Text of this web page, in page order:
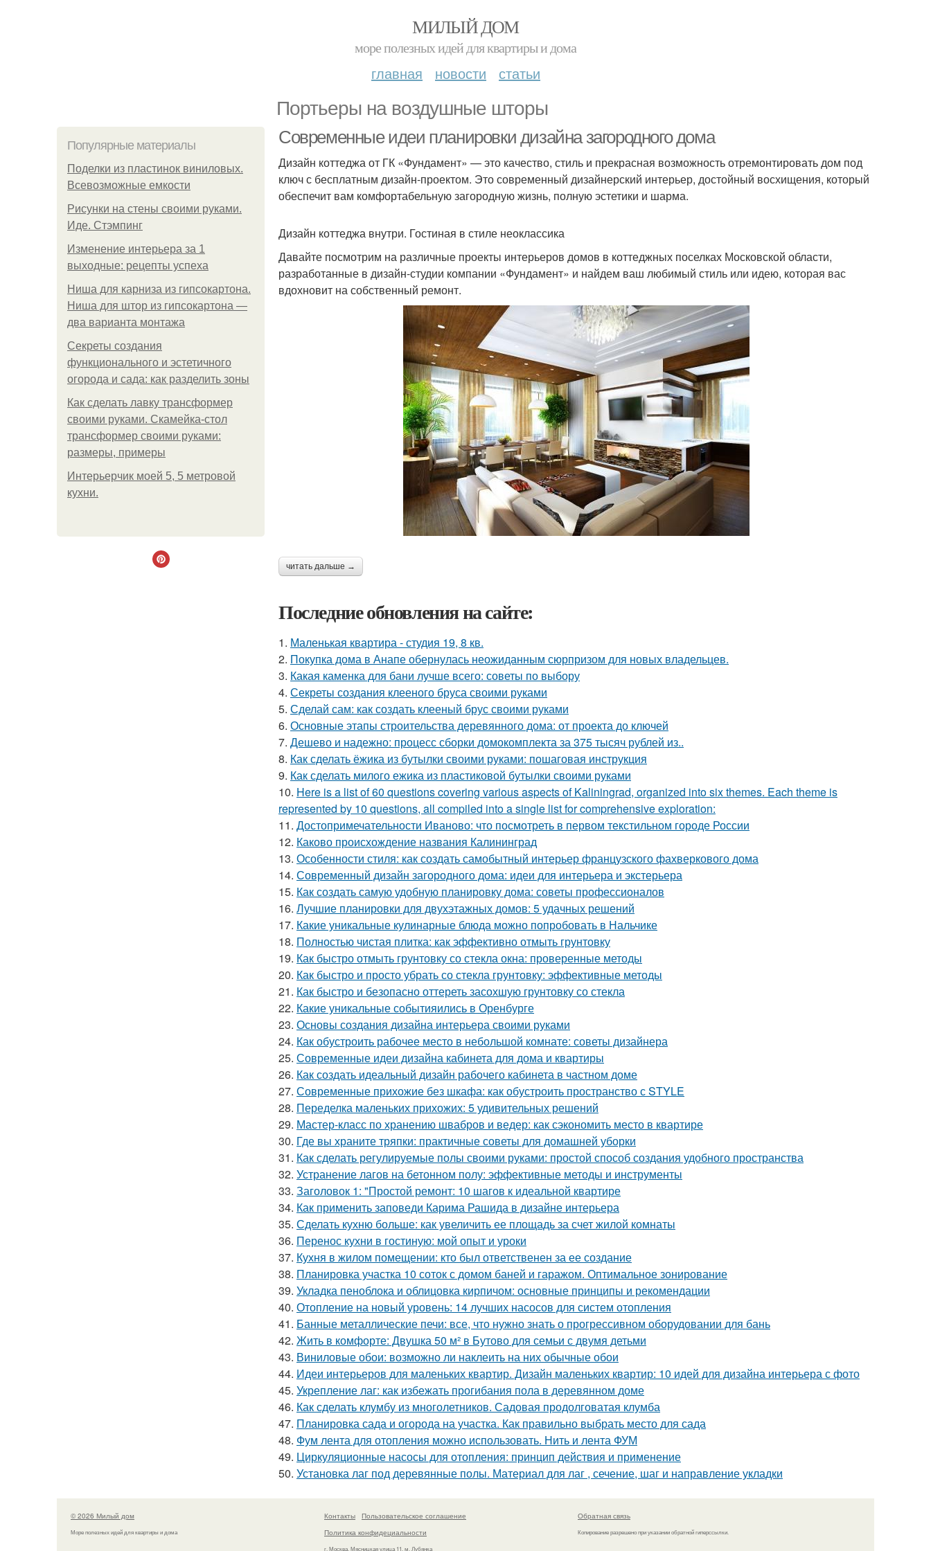
МИЛЫЙ ДОМ
море полезных идей для квартиры и дома
главная новости статьи
Портьеры на воздушные шторы
Популярные материалы
Поделки из пластинок виниловых.
Всевозможные емкости
Рисунки на стены своими руками.
Иде. Стэмпинг
Изменение интерьера за 1
выходные: рецепты успеха
Ниша для карниза из гипсокартона.
Ниша для штор из гипсокартона —
два варианта монтажа
Секреты создания
функционального и эстетичного
огорода и сада: как разделить зоны
Как сделать лавку трансформер
своими руками. Скамейка-стол
трансформер своими руками:
размеры, примеры
Интерьерчик моей 5, 5 метровой
кухни.
Современные идеи планировки дизайна загородного дома
Дизайн коттеджа от ГК «Фундамент» — это качество, стиль и прекрасная возможность отремонтировать дом под
ключ с бесплатным дизайн-проектом. Это современный дизайнерский интерьер, достойный восхищения, который
обеспечит вам комфортабельную загородную жизнь, полную эстетики и шарма.
Дизайн коттеджа внутри. Гостиная в стиле неоклассика
Давайте посмотрим на различные проекты интерьеров домов в коттеджных поселках Московской области,
разработанные в дизайн-студии компании «Фундамент» и найдем ваш любимый стиль или идею, которая вас
вдохновит на собственный ремонт.
читать дальше →
Последние обновления на сайте:
1. Маленькая квартира - студия 19, 8 кв.
2. Покупка дома в Анапе обернулась неожиданным сюрпризом для новых владельцев.
3. Какая каменка для бани лучше всего: советы по выбору
4. Секреты создания клееного бруса своими руками
5. Сделай сам: как создать клееный брус своими руками
6. Основные этапы строительства деревянного дома: от проекта до ключей
7. Дешево и надежно: процесс сборки домокомплекта за 375 тысяч рублей из..
8. Как сделать ёжика из бутылки своими руками: пошаговая инструкция
9. Как сделать милого ежика из пластиковой бутылки своими руками
10. Here is a list of 60 questions covering various aspects of Kaliningrad, organized into six themes. Each theme is
represented by 10 questions, all compiled into a single list for comprehensive exploration:
11. Достопримечательности Иваново: что посмотреть в первом текстильном городе России
12. Каково происхождение названия Калининград
13. Особенности стиля: как создать самобытный интерьер французского фахверкового дома
14. Современный дизайн загородного дома: идеи для интерьера и экстерьера
15. Как создать самую удобную планировку дома: советы профессионалов
16. Лучшие планировки для двухэтажных домов: 5 удачных решений
17. Какие уникальные кулинарные блюда можно попробовать в Нальчике
18. Полностью чистая плитка: как эффективно отмыть грунтовку
19. Как быстро отмыть грунтовку со стекла окна: проверенные методы
20. Как быстро и просто убрать со стекла грунтовку: эффективные методы
21. Как быстро и безопасно оттереть засохшую грунтовку со стекла
22. Какие уникальные событияились в Оренбурге
23. Основы создания дизайна интерьера своими руками
24. Как обустроить рабочее место в небольшой комнате: советы дизайнера
25. Современные идеи дизайна кабинета для дома и квартиры
26. Как создать идеальный дизайн рабочего кабинета в частном доме
27. Современные прихожие без шкафа: как обустроить пространство с STYLE
28. Переделка маленьких прихожих: 5 удивительных решений
29. Мастер-класс по хранению швабров и ведер: как сэкономить место в квартире
30. Где вы храните тряпки: практичные советы для домашней уборки
31. Как сделать регулируемые полы своими руками: простой способ создания удобного пространства
32. Устранение лагов на бетонном полу: эффективные методы и инструменты
33. Заголовок 1: "Простой ремонт: 10 шагов к идеальной квартире
34. Как применить заповеди Карима Рашида в дизайне интерьера
35. Сделать кухню больше: как увеличить ее площадь за счет жилой комнаты
36. Перенос кухни в гостиную: мой опыт и уроки
37. Кухня в жилом помещении: кто был ответственен за ее создание
38. Планировка участка 10 соток с домом баней и гаражом. Оптимальное зонирование
39. Укладка пеноблока и облицовка кирпичом: основные принципы и рекомендации
40. Отопление на новый уровень: 14 лучших насосов для систем отопления
41. Банные металлические печи: все, что нужно знать о прогрессивном оборудовании для бань
42. Жить в комфорте: Двушка 50 м² в Бутово для семьи с двумя детьми
43. Виниловые обои: возможно ли наклеить на них обычные обои
44. Идеи интерьеров для маленьких квартир. Дизайн маленьких квартир: 10 идей для дизайна интерьера с фото
45. Укрепление лаг: как избежать прогибания пола в деревянном доме
46. Как сделать клумбу из многолетников. Садовая продолговатая клумба
47. Планировка сада и огорода на участка. Как правильно выбрать место для сада
48. Фум лента для отопления можно использовать. Нить и лента ФУМ
49. Циркуляционные насосы для отопления: принцип действия и применение
50. Установка лаг под деревянные полы. Материал для лаг , сечение, шаг и направление укладки
© 2026 Милый дом
Море полезных идей для квартиры и дома
Контакты
Пользовательское соглашение
Политика конфидециальности
г. Москва, Мясницкая улица 11, м. Лубянка
Обратная связь
Копирование разрешено при указании обратной гиперссылки.